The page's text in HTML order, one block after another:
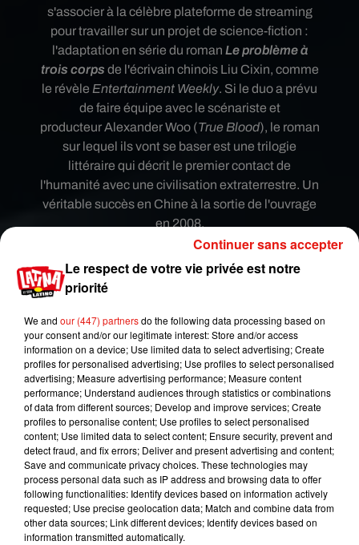
s'associer à la célèbre plateforme de streaming
pour travailler sur un projet de science-fiction :
l'adaptation en série du roman Le problème à
trois corps de l'écrivain chinois Liu Cixin, comme
le révèle Entertainment Weekly. Si le duo a prévu
de faire équipe avec le scénariste et
producteur Alexander Woo (True Blood), le roman
sur lequel ils vont se baser est une trilogie
littéraire qui décrit le premier contact de
l'humanité avec une civilisation extraterrestre. Un
véritable succès en Chine à la sortie de l'ouvrage
en 2008.
"La série de science-fiction la
plus ambitieuse que nous ayons
David Benioff et D.B. Weiss ont d'orès et déjà
exprimé leur joie de travailler sur ce nouveau
projet."La trilogie de Liu Cixin estla série de
science-fiction la plus ambitieuse que nous
ayons lue, emmenant les lecteurs dans un
voyage des années 1960 jusqu'à la fin des
temps, de la vie sur notre infime planète bleue
aux franges lointaines de l'univers.Nous
sommes impatients de passer les prochaines
années de notre vie à donner vie à ce projet pour
les publics du monde entier", ont déclaré les deux
hommes dans un communiqué. L'
Le respect de votre vie privée est notre
priorité
We and our (447) partnersdo the following data processing based on
your consent and/or our legitimate interest: Store and/or access
information on a device; Use limited data to select advertising; Create
profiles for personalised advertising; Use profiles to select personalised
advertising; Measure advertising performance; Measure content
performance; Understand audiences through statistics or combinations
of data from different sources; Develop and improve services; Create
profiles to personalise content; Use profiles to select personalised
content; Use limited data to select content; Ensure security, prevent and
detect fraud, and fix errors; Deliver and present advertising and content;
Save and communicate privacy choices. These technologies may
process personal data such as IP address and browsing data to offer
following functionalities: Identify devices based on information actively
requested; Use precise geolocation data; Match and combine data from
other data sources; Link different devices; Identify devices based on
information transmitted automatically.
Continuer sans accepter